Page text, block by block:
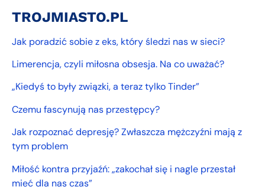
TROJMIASTO.PL
Jak poradzić sobie z eks, który śledzi nas w sieci?
Limerencja, czyli miłosna obsesja. Na co uważać?
„Kiedyś to były związki, a teraz tylko Tinder”
Czemu fascynują nas przestępcy?
Jak rozpoznać depresję? Zwłaszcza mężczyźni mają z
tym problem
Miłość kontra przyjaźń: „zakochał się i nagle przestał
mieć dla nas czas”